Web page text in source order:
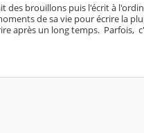
des brouillons puis l'écrit à
de sa vie pour écrire la
après un long temps.